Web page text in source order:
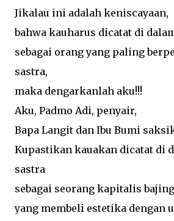
Jikalau ini adalah keniscayaan,
bahwa kauharus dicatat di
sebagai orang yang paling
sastra,
maka dengarkanlah aku!!!
Aku, Padmo Adi, penyair,
Bapa Langit dan Ibu Bumi
Kupastikan kauakan dicatat di
sastra
sebagai seorang kapitalis
yang membeli estetika dengan